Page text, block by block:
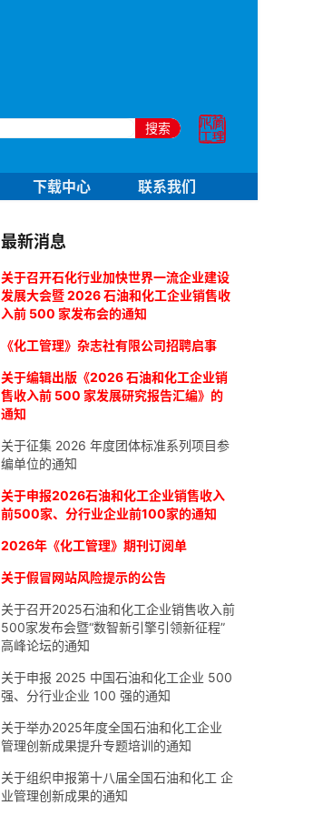
搜索
下载中心 联系我们
最新消息
关于召开石化行业加快世界一流企业建设
发展大会暨 2026 石油和化工企业销售收
入前 500 家发布会的通知
《化工管理》杂志社有限公司招聘启事
关于编辑出版《2026 石油和化工企业销
售收入前 500 家发展研究报告汇编》的
通知
关于征集 2026 年度团体标准系列项目参
编单位的通知
关于申报2026石油和化工企业销售收入
前500家、分行业企业前100家的通知
2026年《化工管理》期刊订阅单
关于假冒网站风险提示的公告
关于召开2025石油和化工企业销售收入前
500家发布会暨“数智新引擎引领新征程”
高峰论坛的通知
关于申报 2025 中国石油和化工企业 500
强、分行业企业 100 强的通知
关于举办2025年度全国石油和化工企业
管理创新成果提升专题培训的通知
关于组织申报第十八届全国石油和化工 企
业管理创新成果的通知